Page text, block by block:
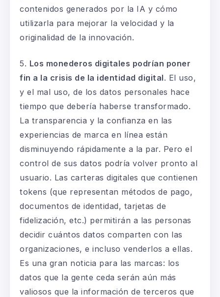
contenidos generados por la IA y cómo
utilizarla para mejorar la velocidad y la
originalidad de la innovación.
5. Los monederos digitales podrían poner
fin a la crisis de la identidad digital. El uso,
y el mal uso, de los datos personales hace
tiempo que debería haberse transformado.
La transparencia y la confianza en las
experiencias de marca en línea están
disminuyendo rápidamente a la par. Pero el
control de sus datos podría volver pronto al
usuario. Las carteras digitales que contienen
tokens (que representan métodos de pago,
documentos de identidad, tarjetas de
fidelización, etc.) permitirán a las personas
decidir cuántos datos comparten con las
organizaciones, e incluso venderlos a ellas.
Es una gran noticia para las marcas: los
datos que la gente ceda serán aún más
valiosos que la información de terceros que